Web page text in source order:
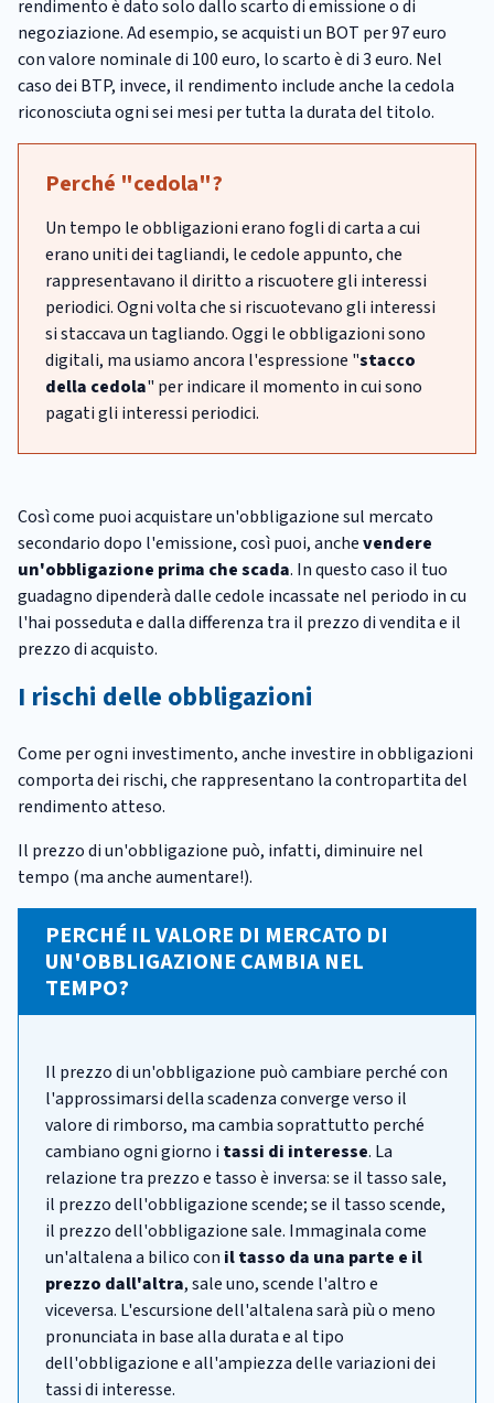
rendimento è dato solo dallo scarto di emissione o di
negoziazione. Ad esempio, se acquisti un BOT per 97 euro
con valore nominale di 100 euro, lo scarto è di 3 euro. Nel
caso dei BTP, invece, il rendimento include anche la cedola
riconosciuta ogni sei mesi per tutta la durata del titolo.
Perché "cedola"?
Un tempo le obbligazioni erano fogli di carta a cui
erano uniti dei tagliandi, le cedole appunto, che
rappresentavano il diritto a riscuotere gli interessi
periodici. Ogni volta che si riscuotevano gli interessi
si staccava un tagliando. Oggi le obbligazioni sono
digitali, ma usiamo ancora l'espressione "stacco
della cedola" per indicare il momento in cui sono
pagati gli interessi periodici.
Così come puoi acquistare un'obbligazione sul mercato
secondario dopo l'emissione, così puoi, anchevendere
un'obbligazione prima che scada. In questo caso il tuo
guadagno dipenderà dalle cedole incassate nel periodo in cu
l'hai posseduta e dalla differenza tra il prezzo di vendita e il
prezzo di acquisto.
I rischi delle obbligazioni
Come per ogni investimento, anche investire in obbligazioni
comporta dei rischi, che rappresentano la contropartita del
rendimento atteso.
Il prezzo di un'obbligazione può, infatti, diminuire nel
tempo (ma anche aumentare!).
PERCHÉ IL VALORE DI MERCATO DI
UN'OBBLIGAZIONE CAMBIA NEL
TEMPO?
Il prezzo di un'obbligazione può cambiare perché con
l'approssimarsi della scadenza converge verso il
valore di rimborso, ma cambia soprattutto perché
cambiano ogni giorno i tassi di interesse. La
relazione tra prezzo e tasso è inversa: se il tasso sale,
il prezzo dell'obbligazione scende; se il tasso scende,
il prezzo dell'obbligazione sale. Immaginala come
un'altalena a bilico con il tasso da una parte e il
prezzo dall'altra, sale uno, scende l'altro e
viceversa. L'escursione dell'altalena sarà più o meno
pronunciata in base alla durata e al tipo
dell'obbligazione e all'ampiezza delle variazioni dei
tassi di interesse.